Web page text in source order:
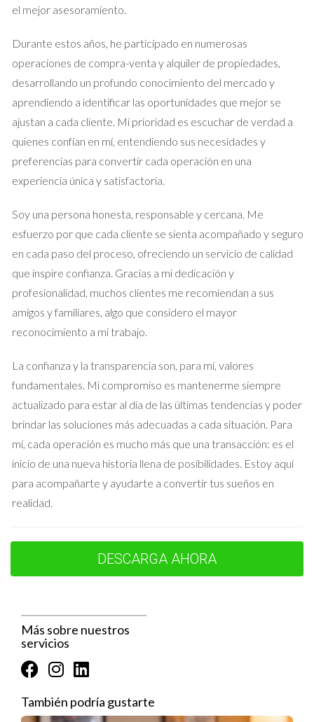
la identidad del comprador.
visitas.
Evita mostrar información personal o detalles sobre tus
horarios.
Mantén objetos valiosos fuera de la vista.
"La seguridad no es solo una preocupación; es una
Estrategia de Venta
Un buen asesor inmobiliario no solo te ayuda a sentirte seguro,
sino que también optimiza cada cita para maximizar
resultados. Esto implica preparar tu hogar adecuadamente,
establecer el precio correcto y crear un ambiente atractivo
para los compradores.
Preparación del Hogar
La primera impresión cuenta, y un hogar bien presentado
puede hacer maravillas en el proceso de venta. Aquí hay
algunas estrategias efectivas:
Despersonaliza tu espacio: Retira fotos familiares y
objetos personales.
Limpieza profunda: Asegúrate de que cada rincón esté
impecable.
pueda desanimar a los compradores.
Casos de Éxito
Para ilustrar cómo la seguridad y la estrategia pueden influir
Caso 1: La familia Pérez
La familia Pérez decidió vender su casa después de años de
vivir allí. Al principio, pensaron en manejar todo por su cuenta,
pero tras hablar con un asesor inmobiliario local, decidieron
aceptar su ayuda. Durante las visitas, el agente estuvo
el mejor asesoramiento.
Durante estos años, he participado en numerosas
operaciones de compra-venta y alquiler de propiedades,
desarrollando un profundo conocimiento del mercado y
aprendiendo a identificar las oportunidades que mejor se
ajustan a cada cliente. Mi prioridad es escuchar de verdad a
quienes confían en mí, entendiendo sus necesidades y
preferencias para convertir cada operación en una
experiencia única y satisfactoria.
Soy una persona honesta, responsable y cercana. Me
esfuerzo por que cada cliente se sienta acompañado y seguro
en cada paso del proceso, ofreciendo un servicio de calidad
que inspire confianza. Gracias a mi dedicación y
profesionalidad, muchos clientes me recomiendan a sus
amigos y familiares, algo que considero el mayor
reconocimiento a mi trabajo.
La confianza y la transparencia son, para mí, valores
fundamentales. Mi compromiso es mantenerme siempre
actualizado para estar al día de las últimas tendencias y poder
brindar las soluciones más adecuadas a cada situación. Para
mí, cada operación es mucho más que una transacción: es el
inicio de una nueva historia llena de posibilidades. Estoy aquí
para acompañarte y ayudarte a convertir tus sueños en
realidad.
DESCARGA AHORA
Más sobre nuestros
servicios
También podría gustarte